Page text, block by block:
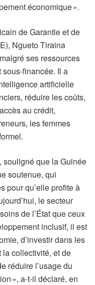
économique ».
de Garantie et de
Ngueto Tiraina
ses ressources
financée. Il a
artificielle
réduire les coûts,
au crédit,
les femmes
souligné que la Guinée
soutenue, qui
pour qu’elle profite à
le secteur
de l’État que ceux
inclusif, il est
d’investir dans les
la collectivité, et de
réduire l’usage du
», a-t-il déclaré, en